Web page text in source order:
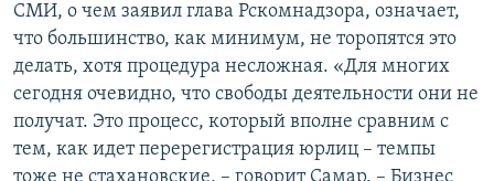
СМИ, о чем заявил глава Рскомнадзора, означает,
что большинство, как минимум, не торопятся это
делать, хотя процедура несложная. «Для многих
сегодня очевидно, что свободы деятельности они не
получат. Это процесс, который вполне сравним с
тем, как идет перерегистрация юрлиц – темпы